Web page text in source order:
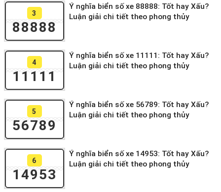
3
88888
Ý nghĩa biển số xe 88888: Tốt hay Xấu?
Luận giải chi tiết theo phong thủy
4
11111
Ý nghĩa biển số xe 11111: Tốt hay Xấu?
Luận giải chi tiết theo phong thủy
5
56789
Ý nghĩa biển số xe 56789: Tốt hay Xấu?
Luận giải chi tiết theo phong thủy
6
14953
Ý nghĩa biển số xe 14953: Tốt hay Xấu?
Luận giải chi tiết theo phong thủy